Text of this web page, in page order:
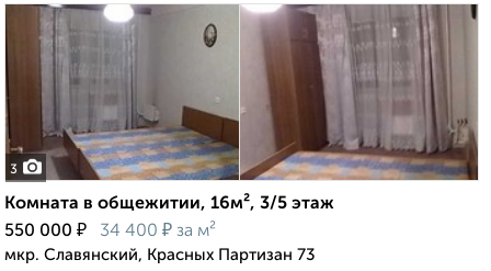
3
Комната в общежитии, 16м², 3/5 этаж
550 000 ₽ 34 400 ₽ за м²
мкр. Славянский, Красных Партизан 73